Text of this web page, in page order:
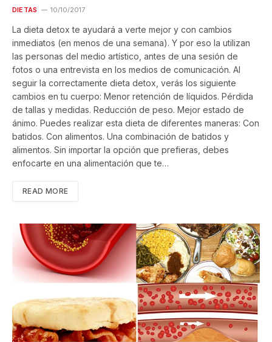
DIETAS 10/10/2017
La dieta detox te ayudará a verte mejor y con cambios
inmediatos (en menos de una semana). Y por eso la utilizan
las personas del medio artístico, antes de una sesión de
fotos o una entrevista en los medios de comunicación. Al
seguir la correctamente dieta detox, verás los siguiente
cambios en tu cuerpo: Menor retención de líquidos. Pérdida
de tallas y medidas. Reducción de peso. Mejor estado de
ánimo. Puedes realizar esta dieta de diferentes maneras: Con
batidos. Con alimentos. Una combinación de batidos y
alimentos. Sin importar la opción que prefieras, debes
enfocarte en una alimentación que te…
READ MORE